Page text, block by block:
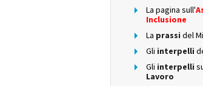
La pagina sull'
Inclusione
La prassi del
Gli interpelli
Gli interpelli
Lavoro